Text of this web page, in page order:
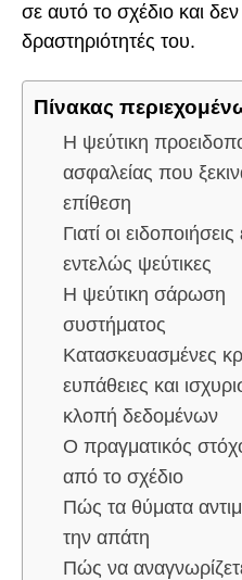
σε αυτό το σχέδιο και
δραστηριότητές του.
Πίνακας
Η ψεύτικη
ασφαλείας που
επίθεση
Γιατί οι ειδοποιήσεις
εντελώς ψεύτικες
Η ψεύτικη σάρωση
συστήματος
Κατασκευασμένες
ευπάθειες και
κλοπή δεδομένων
Ο πραγματικός
από το σχέδιο
Πώς τα θύματα
την απάτη
Πώς να